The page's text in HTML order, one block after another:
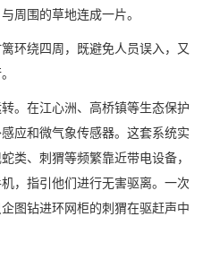
周围的草地连成一片。
环绕四周，既避免人员误入，又
。在江心洲、高桥镇等生态保护
应和微气象传感器。这套系统实
类、刺猬等频繁靠近带电设备，
，指引他们进行无害驱离。一次
图钻进环网柜的刺猬在驱赶声中